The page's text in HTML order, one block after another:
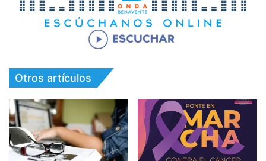
Otros artículos